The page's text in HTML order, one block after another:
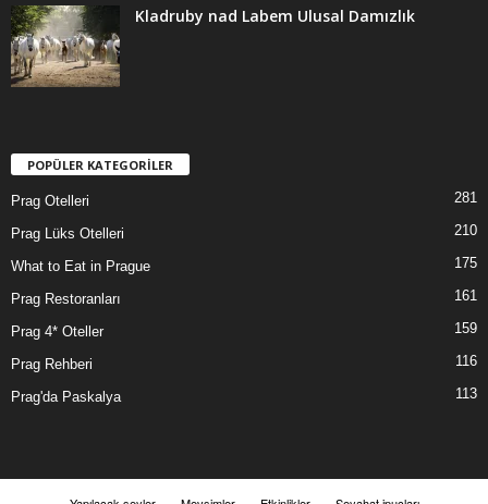
Kladruby nad Labem Ulusal Damızlık
POPÜLER KATEGORİLER
Prag Otelleri 281
Prag Lüks Otelleri 210
What to Eat in Prague 175
Prag Restoranları 161
Prag 4* Oteller 159
Prag Rehberi 116
Prag'da Paskalya 113